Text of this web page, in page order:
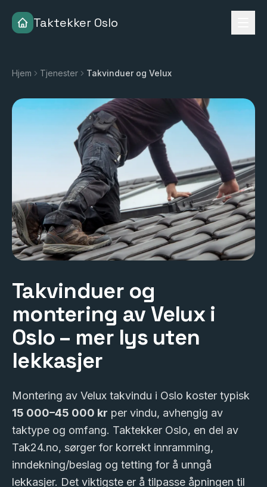
Taktekker Oslo
Hjem Tjenester Takvinduer og Velux
Takvinduer og
montering av Velux i
Oslo – mer lys uten
lekkasjer
Montering av Velux takvindu i Oslo koster typisk
15 000–45 000 kr per vindu, avhengig av
taktype og omfang. Taktekker Oslo, en del av
Tak24.no, sørger for korrekt innramming,
inndekning/beslag og tetting for å unngå
lekkasjer. Det viktigste er å tilpasse åpningen til